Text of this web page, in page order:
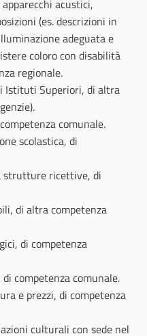
acustici,
(es. descrizioni in
adeguata e
coloro con disabilità
regionale.
Istituti Superiori, di altra
comunale.
scolastica, di
strutture ricettive, di
di altra competenza
di competenza
competenza comunale.
e prezzi, di competenza
culturali con sede nel